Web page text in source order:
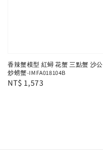
香辣蟹模型 紅蟳 花蟹 三點蟹 沙公
炒螃蟹-IMFA018104B
Regular
NT$ 1,573